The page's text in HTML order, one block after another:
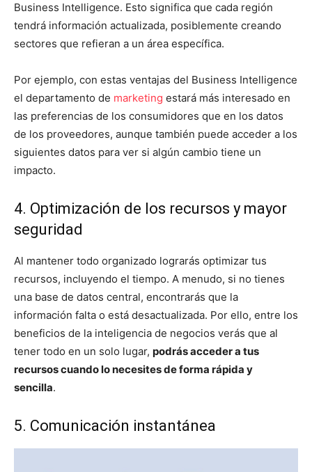
Business Intelligence. Esto significa que cada región
tendrá información actualizada, posiblemente creando
sectores que refieran a un área específica.
Por ejemplo, con estas ventajas del Business Intelligence
el departamento de marketing estará más interesado en
las preferencias de los consumidores que en los datos
de los proveedores, aunque también puede acceder a los
siguientes datos para ver si algún cambio tiene un
impacto.
4. Optimización de los recursos y mayor
seguridad
Al mantener todo organizado lograrás optimizar tus
recursos, incluyendo el tiempo. A menudo, si no tienes
una base de datos central, encontrarás que la
información falta o está desactualizada. Por ello, entre los
beneficios de la inteligencia de negocios verás que al
tener todo en un solo lugar, podrás acceder a tus
recursos cuando lo necesites de forma rápida y
sencilla.
5. Comunicación instantánea